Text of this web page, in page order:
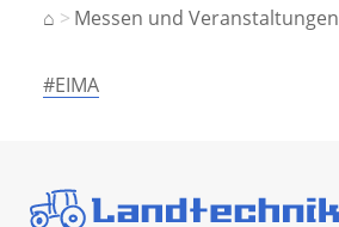
⌂ Messen und Veranstaltungen
#EIMA